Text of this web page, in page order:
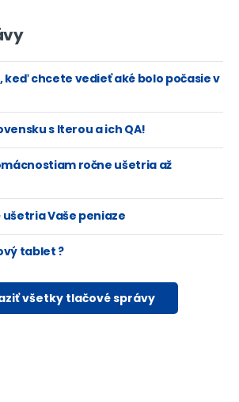
keď chcete vedieť aké bolo počasie v
s Iterou a ich QA!
ročne ušetria až
Vaše peniaze
tablet ?
všetky tlačové správy